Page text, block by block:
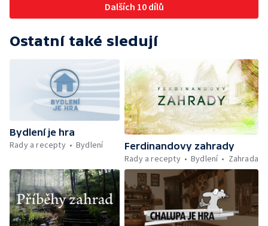
Dalších 10 dílů
Ostatní také sledují
Bydlení je hra
Rady a recepty
Bydlení
Ferdinandovy zahrady
Rady a recepty
Bydlení Zahrada